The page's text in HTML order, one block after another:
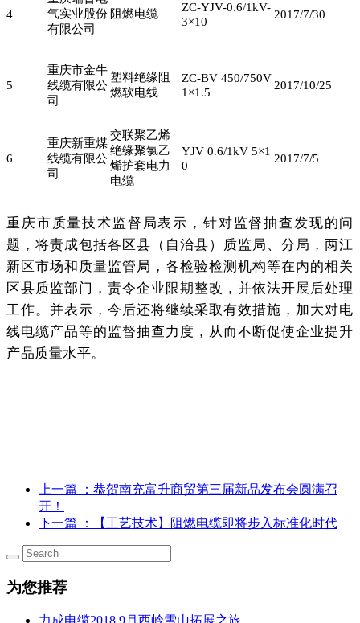
4
气实业股份
有限公司
阻燃电缆
ZC-YJV-0.6/1kV-
3×10
2017/7/30
5
重庆市金牛
线缆有限公
司
塑料绝缘阻
燃软电线
ZC-BV 450/750V
1×1.5
2017/10/25
6
重庆新重煤
线缆有限公
司
交联聚乙烯
绝缘聚氯乙
烯护套电力
电缆
YJV 0.6/1kV 5×1
0
2017/7/5
重庆市质量技术监督局表示，针对监督抽查发现的问
题，将责成包括各区县（自治县）质监局、分局，两江
新区市场和质量监管局，各检验检测机构等在内的相关
区县质监部门，责令企业限期整改，并依法开展后处理
工作。并表示，今后还将继续采取有效措施，加大对电
线电缆产品等的监督抽查力度，从而不断促使企业提升
产品质量水平。
上一篇
：恭贺南充富升商贸第三届新品发布会圆满召
开！
下一篇
：【工艺技术】阻燃电缆即将步入标准化时代
为您推荐